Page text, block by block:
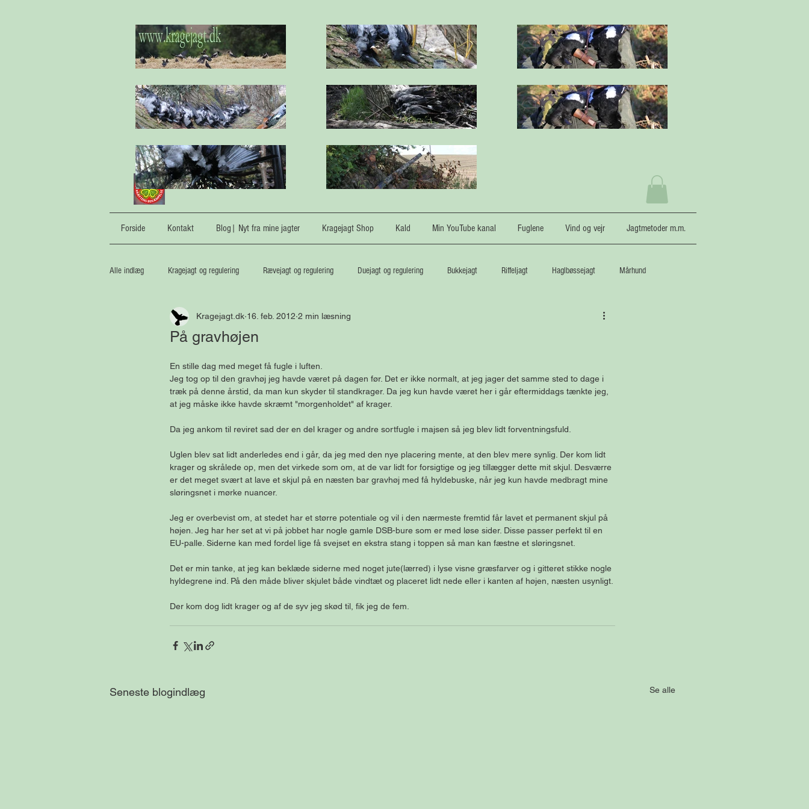
Forside Kontakt Blog| Nyt fra mine jagter Kragejagt Shop Kald Min YouTube kanal Fuglene Vind og vejr Jagtmetoder m.m.
Alle indlæg Kragejagt og regulering Rævejagt og regulering Duejagt og regulering Bukkejagt Riffeljagt Haglbøssejagt Mårhund
Medaljetrofæer Vildsvin
På gravhøjen
Kragejagt.dk 16. feb. 2012 2 min læsning
En stille dag med meget få fugle i luften.
Jeg tog op til den gravhøj jeg havde været på dagen før. Det er ikke normalt, at jeg jager det samme sted to dage i
træk på denne årstid, da man kun skyder til standkrager. Da jeg kun havde været her i går eftermiddags tænkte jeg,
at jeg måske ikke havde skræmt "morgenholdet" af krager.
Da jeg ankom til reviret sad der en del krager og andre sortfugle i majsen så jeg blev lidt forventningsfuld.
Uglen blev sat lidt anderledes end i går, da jeg med den nye placering mente, at den blev mere synlig. Der kom lidt
krager og skrålede op, men det virkede som om, at de var lidt for forsigtige og jeg tillægger dette mit skjul. Desværre
er det meget svært at lave et skjul på en næsten bar gravhøj med få hyldebuske, når jeg kun havde medbragt mine
sløringsnet i mørke nuancer.
Jeg er overbevist om, at stedet har et større potentiale og vil i den nærmeste fremtid får lavet et permanent skjul på
højen. Jeg har her set at vi på jobbet har nogle gamle DSB-bure som er med løse sider. Disse passer perfekt til en
EU-palle. Siderne kan med fordel lige få svejset en ekstra stang i toppen så man kan fæstne et sløringsnet.
Det er min tanke, at jeg kan beklæde siderne med noget jute(lærred) i lyse visne græsfarver og i gitteret stikke nogle
hyldegrene ind. På den måde bliver skjulet både vindtæt og placeret lidt nede eller i kanten af højen, næsten usynligt.
Der kom dog lidt krager og af de syv jeg skød til, fik jeg de fem.
Seneste blogindlæg Se alle